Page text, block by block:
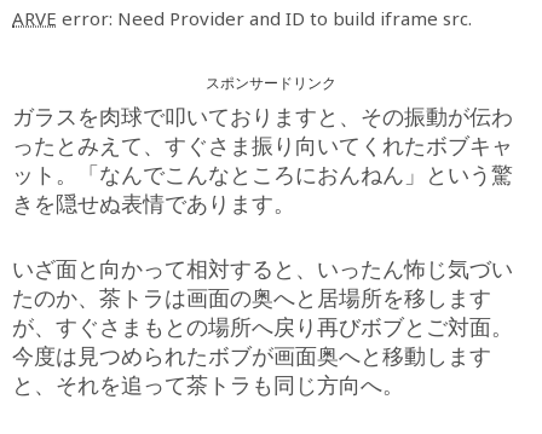
ARVE error: Need Provider and ID to build iframe src.
スポンサードリンク
ガラスを肉球で叩いておりますと、その振動が伝わ
ったとみえて、すぐさま振り向いてくれたボブキャ
ット。「なんでこんなところにおんねん」という驚
きを隠せぬ表情であります。
いざ面と向かって相対すると、いったん怖じ気づい
たのか、茶トラは画面の奥へと居場所を移します
が、すぐさまもとの場所へ戻り再びボブとご対面。
今度は見つめられたボブが画面奥へと移動します
と、それを追って茶トラも同じ方向へ。